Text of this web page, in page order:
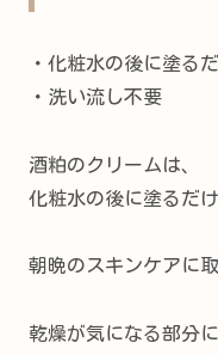
・化粧水の後に塗る
・洗い流し不要
酒粕のクリームは、
化粧水の後に塗るだけ
朝晩のスキンケアに
乾燥が気になる部分